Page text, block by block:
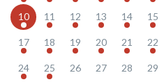
10 11 12 13 14 15
17 18 19 20 21 22
24 25 26 27 28 29